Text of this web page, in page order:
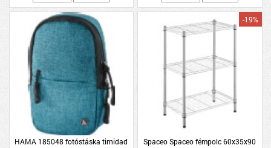
HAMA 185048 fotóstáska tirnidad
Spaceo Spaceo fémpolc 60x35x90
-19%